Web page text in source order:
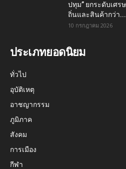
ปทุม” ยกระดับเศ
ถิ่นและสินค้ากว่า...
10 กรกฎาคม 2026
ประเภทยอดนิยม
ทั่วไป
อุบัติเหตุ
อาชญากรรม
ภูมิภาค
สังคม
การเมือง
กีฬา